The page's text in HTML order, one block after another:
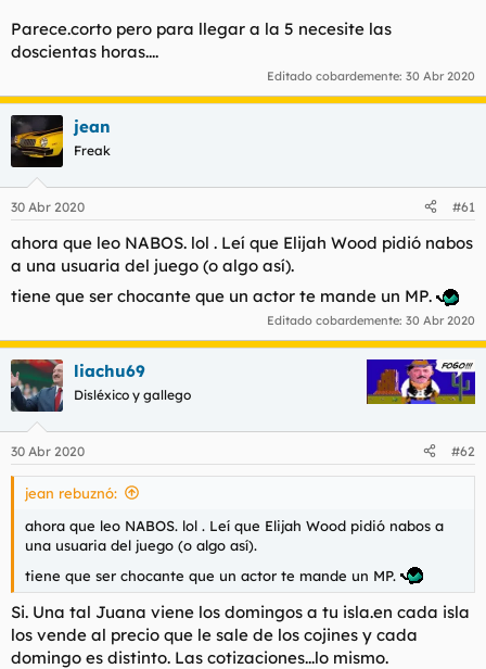
Parece.corto pero para llegar a la 5 necesite las
doscientas horas....
Editado cobardemente: 30 Abr 2020
jean
Freak
30 Abr 2020 #61
ahora que leo NABOS. lol . Leí que Elijah Wood pidió nabos
a una usuaria del juego (o algo así).
tiene que ser chocante que un actor te mande un MP.
Editado cobardemente: 30 Abr 2020
liachu69
Disléxico y gallego
30 Abr 2020 #62
jean rebuznó:
ahora que leo NABOS. lol . Leí que Elijah Wood pidió nabos a
una usuaria del juego (o algo así).
tiene que ser chocante que un actor te mande un MP.
Si. Una tal Juana viene los domingos a tu isla.en cada isla
los vende al precio que le sale de los cojines y cada
domingo es distinto. Las cotizaciones...lo mismo.